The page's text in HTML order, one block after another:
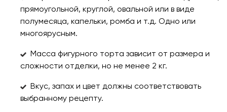
прямоугольной, круглой, овальной или в виде
полумесяца, капельки, ромба и т.д. Одно или
многоярусным.
Масса фигурного торта зависит от размера и
сложности отделки, но не менее 2 кг.
Вкус, запах и цвет должны соответствовать
выбранному рецепту.